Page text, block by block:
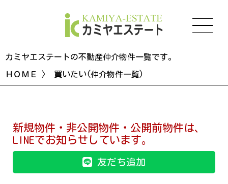
カミヤエステートの不動産仲介物件一覧です。
ＨＯＭＥ 〉 買いたい(仲介物件一覧)
新規物件・非公開物件・公開前物件は、
LINEでお知らせしています。
友だち追加